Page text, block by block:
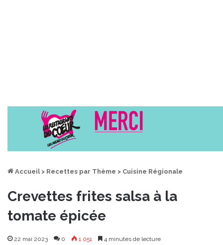
Accueil > Recettes par Thème > Cuisine Régionale
Crevettes frites salsa à la
tomate épicée
22 mai 2023 0 1 051 4 minutes de lecture